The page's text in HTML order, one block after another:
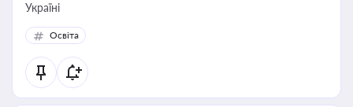
Україні
Освіта